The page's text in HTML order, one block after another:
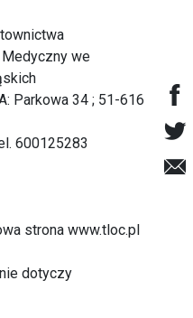
we
Parkowa 34 ; 51-616
600125283
stronawww.tloc.pl
dotyczy